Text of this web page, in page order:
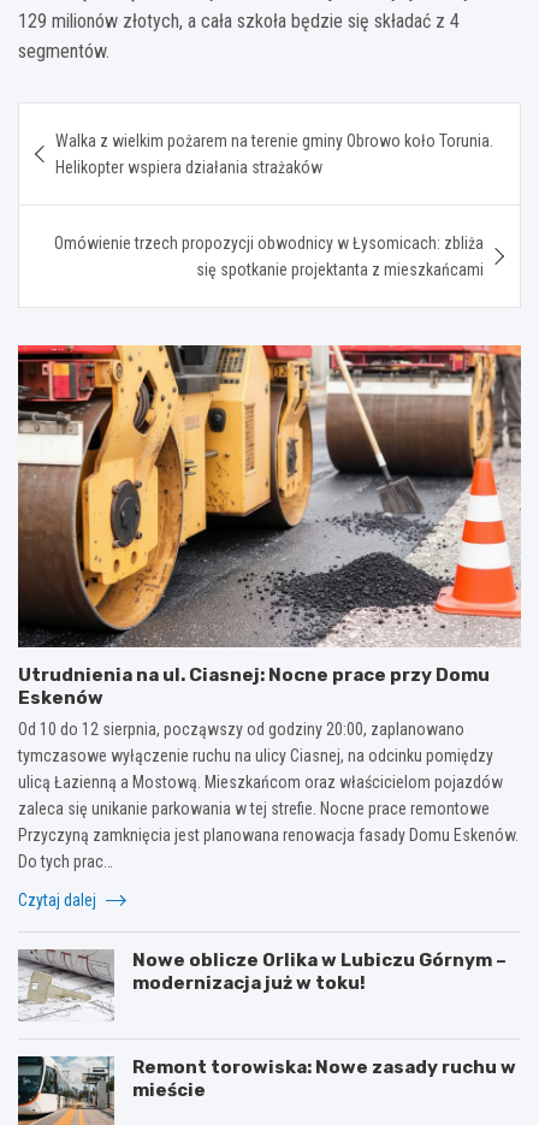
129 milionów złotych, a cała szkoła będzie się składać z 4
segmentów.
wpisu
Walka z wielkim pożarem na terenie gminy Obrowo koło Torunia.
Helikopter wspiera działania strażaków
Omówienie trzech propozycji obwodnicy w Łysomicach: zbliża
się spotkanie projektanta z mieszkańcami
Utrudnienia na ul. Ciasnej: Nocne prace przy Domu
Eskenów
Od 10 do 12 sierpnia, począwszy od godziny 20:00, zaplanowano
tymczasowe wyłączenie ruchu na ulicy Ciasnej, na odcinku pomiędzy
ulicą Łazienną a Mostową. Mieszkańcom oraz właścicielom pojazdów
zaleca się unikanie parkowania w tej strefie. Nocne prace remontowe
Przyczyną zamknięcia jest planowana renowacja fasady Domu Eskenów.
Do tych prac…
Czytaj dalej
Nowe oblicze Orlika w Lubiczu Górnym –
modernizacja już w toku!
Remont torowiska: Nowe zasady ruchu w
mieście